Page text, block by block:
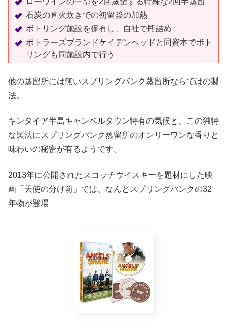
石炭の直火炊きでの初留釜の加熱
ボトリング施設を保有し、自社で瓶詰め
ボトラーズブランドケイデンヘッドと同資本でボト
リングも同施設内で行う
他の蒸留所には無いスプリングバンク蒸留所ならではの製
法。
キンタイア半島キャンベルタウン特有の気候と、この独特
な製法にスプリングバンク蒸留所のオンリーワンな香りと
味わいの秘密が有るようです。
2013年に公開されたスコッチウイスキーを題材にした映
画「天使の分け前」では、なんとスプリングバンクの32
年物が登場